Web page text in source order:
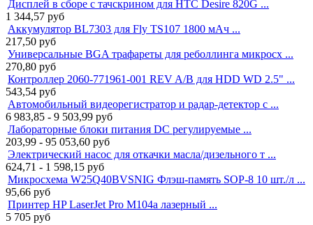
Дисплей в сборе с тачскрином для HTC Desire 820G ...
1 344,57 руб
Аккумулятор BL7303 для Fly TS107 1800 мАч ...
217,50 руб
Универсальные BGA трафареты для реболлинга микросх ...
270,80 руб
Контроллер 2060-771961-001 REV A/B для HDD WD 2.5" ...
543,54 руб
Автомобильный видеорегистратор и радар-детектор с ...
6 983,85 - 9 503,99 руб
Лабораторные блоки питания DC регулируемые ...
203,99 - 95 053,60 руб
Электрический насос для откачки масла/дизельного т ...
624,71 - 1 598,15 руб
Микросхема W25Q40BVSNIG Флэш-память SOP-8 10 шт./л ...
95,66 руб
Принтер HP LaserJet Pro M104a лазерный ...
5 705 руб